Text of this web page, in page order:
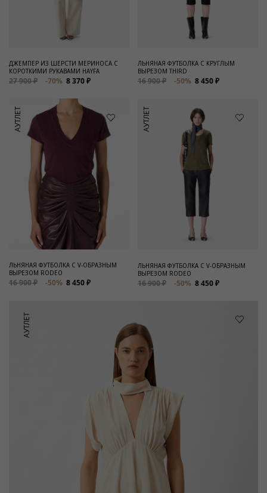
ДЖЕМПЕР ИЗ ШЕРСТИ МЕРИНОСА С
КОРОТКИМИ РУКАВАМИ HAYFA
27 900 ₽ -70% 8 370 ₽
ЛЬНЯНАЯ ФУТБОЛКА С КРУГЛЫМ
ВЫРЕЗОМ THIRD
16 900 ₽ -50% 8 450 ₽
АУТЛЕТ
ЛЬНЯНАЯ ФУТБОЛКА C V-ОБРАЗНЫМ
ВЫРЕЗОМ RODEO
16 900 ₽ -50% 8 450 ₽
АУТЛЕТ
ЛЬНЯНАЯ ФУТБОЛКА С V-ОБРАЗНЫМ
ВЫРЕЗОМ RODEO
16 900 ₽ -50% 8 450 ₽
АУТЛЕТ